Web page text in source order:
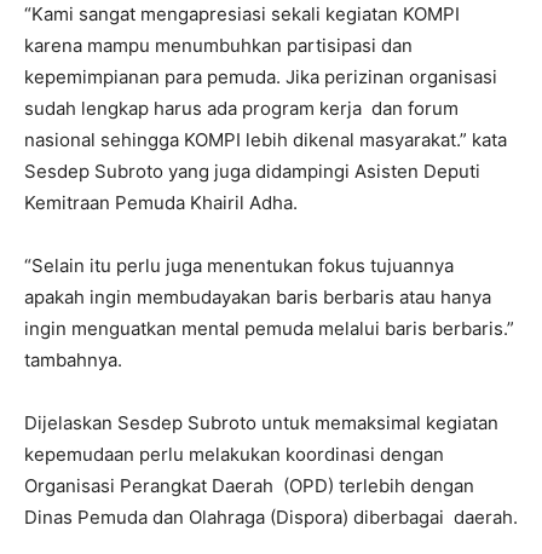
“Kami sangat mengapresiasi sekali kegiatan KOMPI
karena mampu menumbuhkan partisipasi dan
kepemimpianan para pemuda. Jika perizinan organisasi
sudah lengkap harus ada program kerja dan forum
nasional sehingga KOMPI lebih dikenal masyarakat.” kata
Sesdep Subroto yang juga didampingi Asisten Deputi
Kemitraan Pemuda Khairil Adha.
“Selain itu perlu juga menentukan fokus tujuannya
apakah ingin membudayakan baris berbaris atau hanya
ingin menguatkan mental pemuda melalui baris berbaris.”
tambahnya.
Dijelaskan Sesdep Subroto untuk memaksimal kegiatan
kepemudaan perlu melakukan koordinasi dengan
Organisasi Perangkat Daerah (OPD) terlebih dengan
Dinas Pemuda dan Olahraga (Dispora) diberbagai daerah.